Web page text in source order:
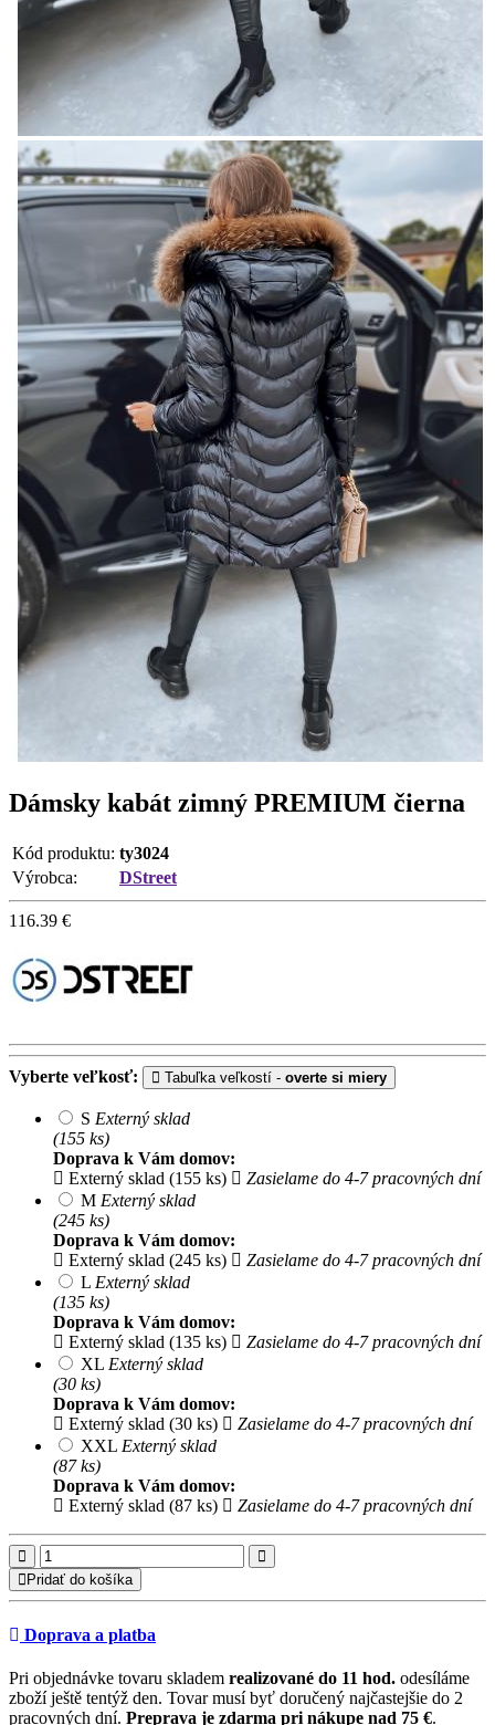
Dámsky kabát zimný PREMIUM čierna
Kód produktu: ty3024
Výrobca:
DStreet
116.39 €
Vyberte veľkosť: Tabuľka veľkostí - overte si miery
S Externý sklad
(155 ks)
Doprava k Vám domov:
Externý sklad (155 ks)
Zasielame do 4-7 pracovných dní
M Externý sklad
(245 ks)
Doprava k Vám domov:
Externý sklad (245 ks)
Zasielame do 4-7 pracovných dní
L Externý sklad
(135 ks)
Doprava k Vám domov:
Externý sklad (135 ks)
Zasielame do 4-7 pracovných dní
XL Externý sklad
(30 ks)
Doprava k Vám domov:
Externý sklad (30 ks)
Zasielame do 4-7 pracovných dní
XXL Externý sklad
(87 ks)
Doprava k Vám domov:
Externý sklad (87 ks)
Zasielame do 4-7 pracovných dní
Pridať do košíka
Doprava a platba
Pri objednávke tovaru skladem realizované do 11 hod. odesíláme
zboží ještě tentýž den. Tovar musí byť doručený najčastejšie do 2
pracovných dní. Preprava je zdarma pri nákupe nad 75 €.